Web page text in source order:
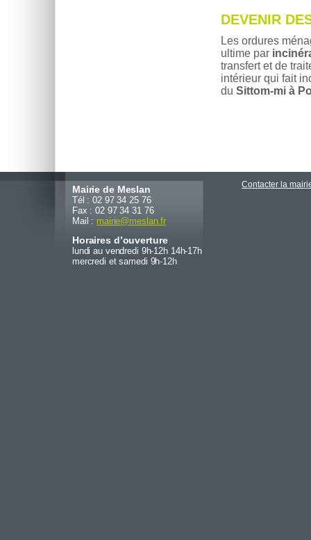
DEVENIR
Les ordures
ultime par
transfert et de
intérieur qui fait
du Sittom-mi à
Mairie de Meslan
Tél : 02 97 34 25 76
Fax : 02 97 34 31 76
Mail : mairie@meslan.fr
Horaires d’ouverture
lundi au vendredi 9h-12h 14h-17h
mercredi et samedi 9h-12h
Contacter la